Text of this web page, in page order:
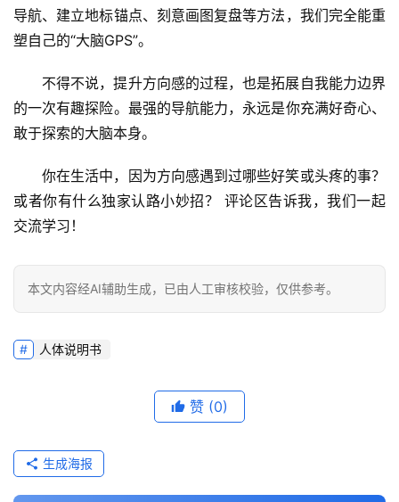
导航、建立地标锚点、刻意画图复盘等方法，我们完全能重
塑自己的“大脑GPS”。
不得不说，提升方向感的过程，也是拓展自我能力边界
的一次有趣探险。 最强的导航能力，永远是你充满好奇心、
敢于探索的大脑本身。
你在生活中，因为方向感遇到过哪些好笑或头疼的事？
或者你有什么独家认路小妙招？
评论区告诉我，我们一起
交流学习！
本文内容经AI辅助生成，已由人工审核校验，仅供参考。
人体说明书
赞 (0)
生成海报